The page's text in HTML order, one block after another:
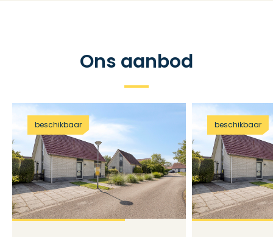
Ons aanbod
beschikbaar beschikbaar